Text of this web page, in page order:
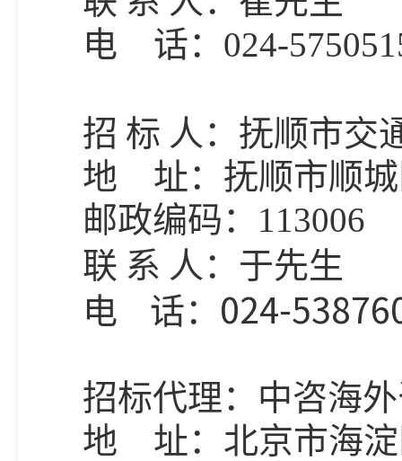
电
话： 024-
招 标 人：抚顺市交
地
址：抚顺市顺
邮政编码： 113006
联 系 人： 于先生
电
话： 024-
招标代理：中咨海
地
址：北京市海